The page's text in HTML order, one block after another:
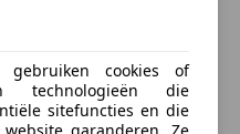
cookies of
technologieën die
sitefuncties en die
garanderen. Ze